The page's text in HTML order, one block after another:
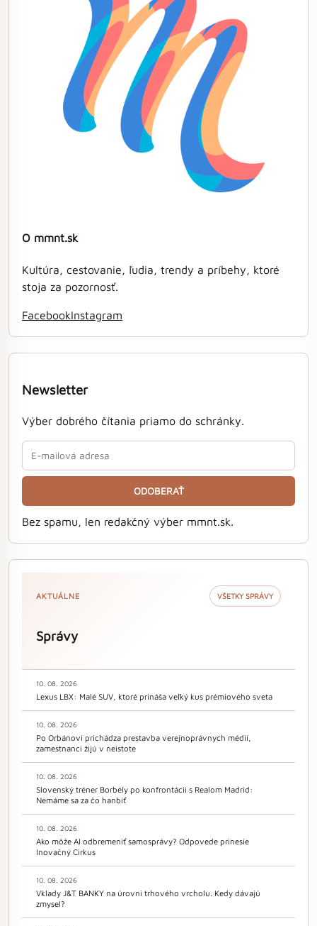
O mmnt.sk
Kultúra, cestovanie, ľudia, trendy a príbehy, ktoré
stoja za pozornosť.
FacebookInstagram
Newsletter
Výber dobrého čítania priamo do schránky.
ODOBERAŤ
Bez spamu, len redakčný výber mmnt.sk.
AKTUÁLNE VŠETKY SPRÁVY
Správy
10. 08. 2026
Lexus LBX: Malé SUV, ktoré prináša veľký kus prémiového sveta
10. 08. 2026
Po Orbánovi prichádza prestavba verejnoprávnych médií,
zamestnanci žijú v neistote
10. 08. 2026
Slovenský tréner Borbély po konfrontácii s Realom Madrid:
Nemáme sa za čo hanbiť
10. 08. 2026
Ako môže AI odbremeniť samosprávy? Odpovede prinesie
Inovačný Cirkus
10. 08. 2026
Vklady J&T BANKY na úrovni trhového vrcholu. Kedy dávajú
zmysel?